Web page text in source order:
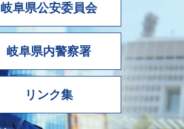
岐阜県公安委員会
岐阜県内警察署
リンク集